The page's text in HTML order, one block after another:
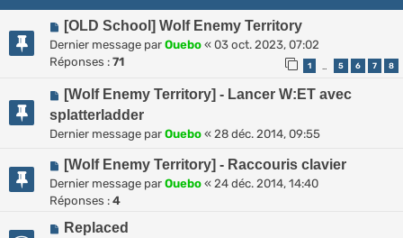
[OLD School] Wolf Enemy Territory
Dernier message par Ouebo « 03 oct. 2023, 07:02
Réponses : 71 1 5 6 7 8
[Wolf Enemy Territory] - Lancer W:ET avec
splatterladder
Dernier message par Ouebo « 28 déc. 2014, 09:55
[Wolf Enemy Territory] - Raccouris clavier
Dernier message par Ouebo « 24 déc. 2014, 14:40
Réponses : 4
Replaced